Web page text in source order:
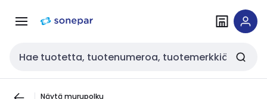
navigointiinsisältöön
Haku
Näytä murupolku